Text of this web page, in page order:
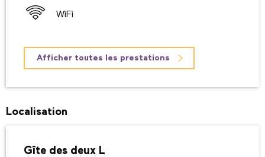
WiFi
Afficher toutes les prestations
Localisation
Gîte des deux L